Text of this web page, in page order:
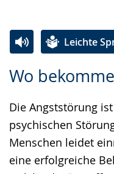
Wo
Die Angststörung
psychischen
Menschen leidet
eine erfolgreiche
Leichte
Leichten
wechseln.
Audio-
Video
Deutscher
Gebärdensprache
wird
angezeigt.